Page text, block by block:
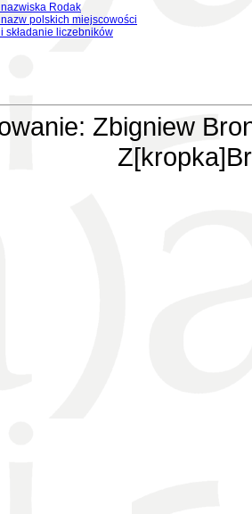
Rodak
polskich miejscowości
składanie liczebników
Zbigniew